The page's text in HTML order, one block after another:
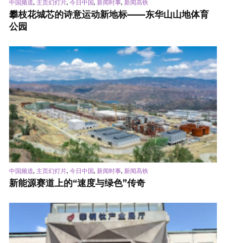
中国频道 主页幻灯片 今日中国 新闻时事 新闻高铁
攀枝花城芯的诗意运动新地标——东华山山地体育
公园
中国频道, 主页幻灯片, 今日中国, 新闻时事, 新闻高铁
新能源赛道上的“速度与绿色”传奇